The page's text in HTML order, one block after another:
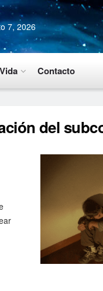
7, 2026
Contacto
del